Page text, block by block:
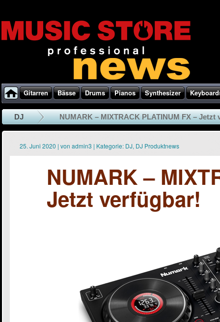
Gitarren Bässe Drums Pianos Synthesizer
DJ NUMARK – MIXTRACK PLATINUM FX – Jetzt
25. Juni 2020 | von admin3 | Kategorie: DJ, DJ Produktnews
NUMARK –
Jetzt verfügbar!